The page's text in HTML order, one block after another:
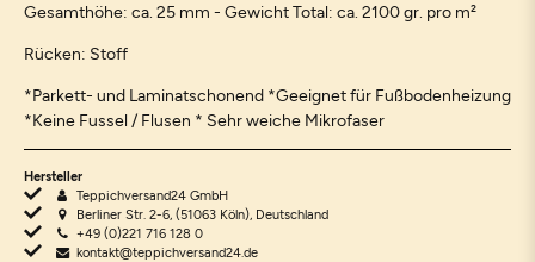
Gesamthöhe: ca. 25 mm - Gewicht Total: ca. 2100 gr. pro m²
Rücken: Stoff
*Parkett- und Laminatschonend *Geeignet für Fußbodenheizung
*Keine Fussel / Flusen * Sehr weiche Mikrofaser
Hersteller
Teppichversand24 GmbH
Berliner Str. 2-6, (51063 Köln), Deutschland
+49 (0)221 716 128 0
kontakt@teppichversand24.de